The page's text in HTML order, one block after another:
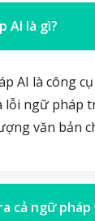
AI là gì?
AI là công
lỗi ngữ pháp
văn bản
cả ngữ